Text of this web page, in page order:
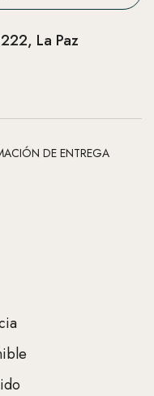
La Paz
DE ENTREGA